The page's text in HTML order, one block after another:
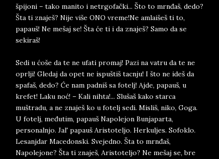
špijoni – tako manito i netrgofački... Što to mrnđaš, dedo?
Šta ti znaješ? Nije više ONO vreme!Ne amlaišeš ti to,
papauš! Ne mešaj se! Šta će ti i da znaješ? Samo da se
sekiraš!
Sedi u ćoše da te ne ufati promaj! Pazi na vatru da te ne
oprlji! Gledaj da opet ne ispuštiš tacnju! I što ne ideš da
spafaš, dedo? Će nam padniš sa fotelj! Ajde, papauš, u
krefet! Laku noć! – Kali nihta!... Slušaš kako starca
muštradu, a ne znaješ ko u fotelj sedi. Misliš, niko, Goga.
U fotelj, međutim, papauš Napolejon Bunjaparta,
personalnjo. Jal' papauš Aristoteljo. Herkuljes. Sofoklo.
Lesanjdar Macedonski. Svejedno. Šta to mrnđaš,
Napolejone? Šta ti znaješ, Aristoteljo? Ne mešaj se, bre